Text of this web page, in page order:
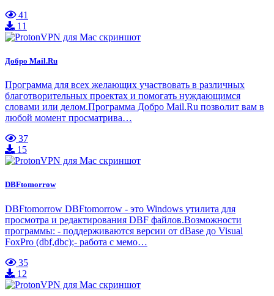
41
11
Добро Mail.Ru
Программа для всех желающих участвовать в различных
благотворительных проектах и помогать нуждающимся
словами или делом.Программа Добро Mail.Ru позволит вам в
любой момент просматрива…
37
15
DBFtomorrow
DBFtomorrow DBFtomorrow - это Windows утилита для
просмотра и редактирования DBF файлов.Возможности
программы: - поддерживаются версии от dBase до Visual
FoxPro (dbf,dbc);- работа с мемо…
35
12